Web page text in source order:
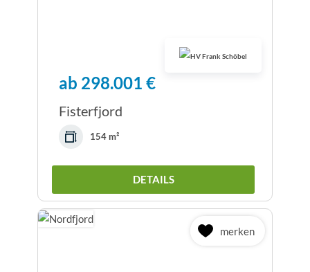
ab 298.001 €
Fisterfjord
154 m²
DETAILS
merken